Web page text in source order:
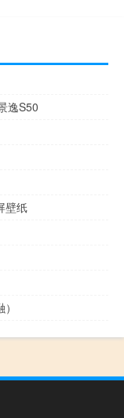
逸S50
壁纸